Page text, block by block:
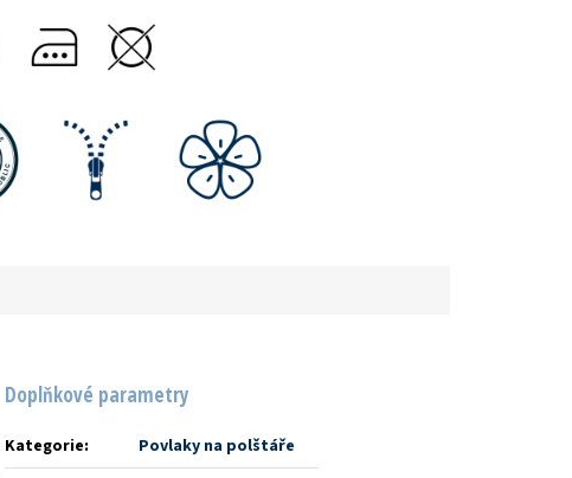
Doplňkové parametry
Kategorie:
Povlaky na polštáře